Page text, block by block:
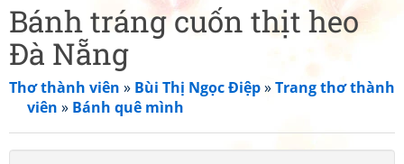
Bánh tráng cuốn thịt heo
Đà Nẵng
Thơ thành viên » Bùi Thị Ngọc Điệp»Trang thơ thành
viên » Bánh quê mình